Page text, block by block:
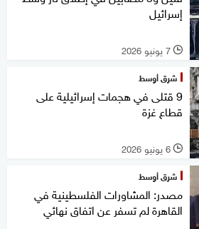
إسرائيل
l 7 يونيو 2026
شرق أوسط
9 قتلى في هجمات إسرائيلية على
قطاع غزة
l 6 يونيو 2026
شرق أوسط
مصدر: المشاورات الفلسطينية في
القاهرة لم تسفر عن اتفاق نهائي